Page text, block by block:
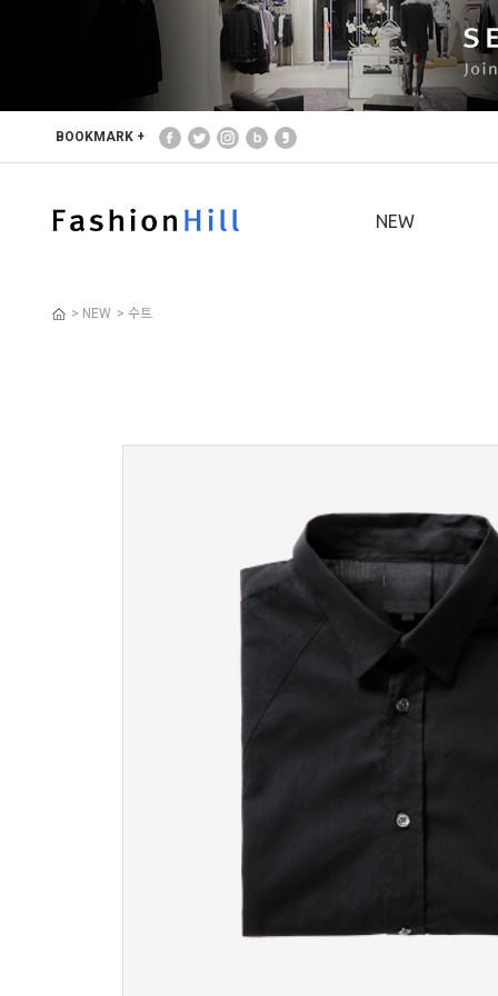
BOOKMARK +
NEW
> NEW > 수트